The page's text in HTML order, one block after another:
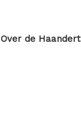
Over de Haandert